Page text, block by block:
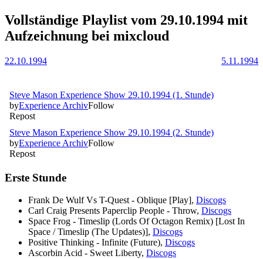
Vollständige Playlist vom 29.10.1994 mit
Aufzeichnung bei mixcloud
22.10.1994 5.11.1994
Erste Stunde
Frank De Wulf Vs T-Quest - Oblique [Play], Discogs
Carl Craig Presents Paperclip People - Throw, Discogs
Space Frog - Timeslip (Lords Of Octagon Remix) [Lost In
Space / Timeslip (The Updates)], Discogs
Positive Thinking - Infinite (Future), Discogs
Ascorbin Acid - Sweet Liberty, Discogs